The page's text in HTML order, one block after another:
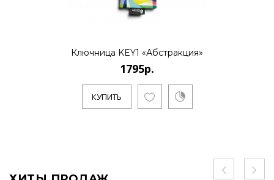
Ключница KEY1 «Абстракция»
1795р.
КУПИТЬ